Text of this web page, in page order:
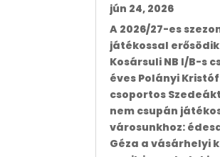
jún 24, 2026
A 2026/27-es
játékossal
Kosársuli NB I/B-s
éves Polányi Kristóf
csoportos
nem csupán
városunkhoz:
Géza a vásárhelyi